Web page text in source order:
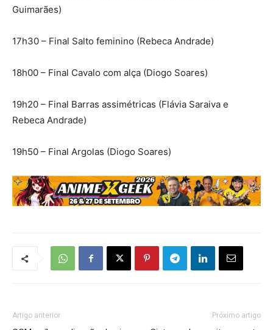
Guimarães)
17h30 – Final Salto feminino (Rebeca Andrade)
18h00 – Final Cavalo com alça (Diogo Soares)
19h20 – Final Barras assimétricas (Flávia Saraiva e
Rebeca Andrade)
19h50 – Final Argolas (Diogo Soares)
Artigo anterior Próximo artigo